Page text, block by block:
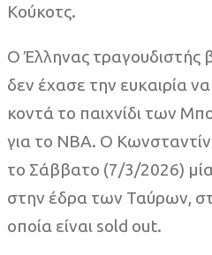
Κούκοτς.
Ο Έλληνας τραγουδιστής
δεν έχασε την ευκαιρία
κοντά το παιχνίδι των
για το NBA. Ο
το Σάββατο (7/3/2026)
στην έδρα των Ταύρων,
οποία είναι sold out.